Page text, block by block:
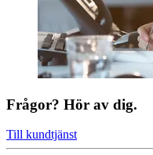
Frågor? Hör av dig.
Till kundtjänst